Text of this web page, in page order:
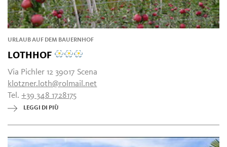
URLAUB AUF DEM BAUERNHOF
LOTHHOF
Via Pichler 12 39017 Scena
klotzner.loth@rolmail.net
Tel.+39 348 1728175
LEGGI DI PIÙ